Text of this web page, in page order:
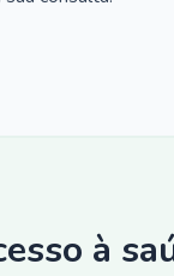
à